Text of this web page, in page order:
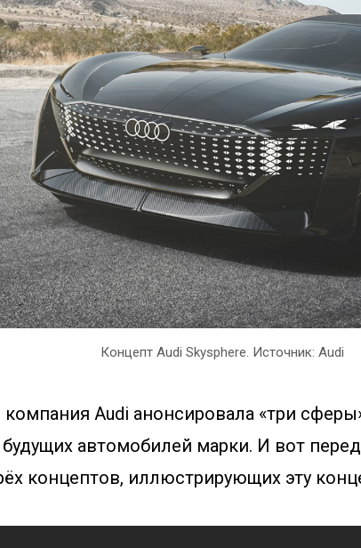
Концепт Audi Skysphere. Источник: Audi
компания Audi анонсировала «три
автомобилей марки. И вот
концептов, иллюстрирующих эту